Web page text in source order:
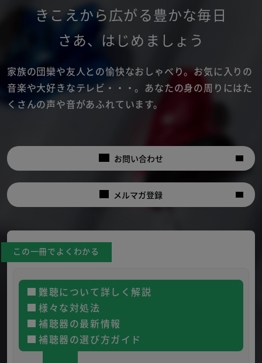
きこえから広がる豊かな毎日
さあ、 はじめましょう
家族の団欒や友人との愉快なおしゃべり。お気に入りの
音楽や大好きなテレビ・・・。 あなたの身の周りにはた
くさんの声や音があふれています。
お問い合わせ
メルマガ登録
この一冊でよくわかる
難聴について詳しく解説
様々な対処法
補聴器の最新情報
補聴器の選び方ガイド